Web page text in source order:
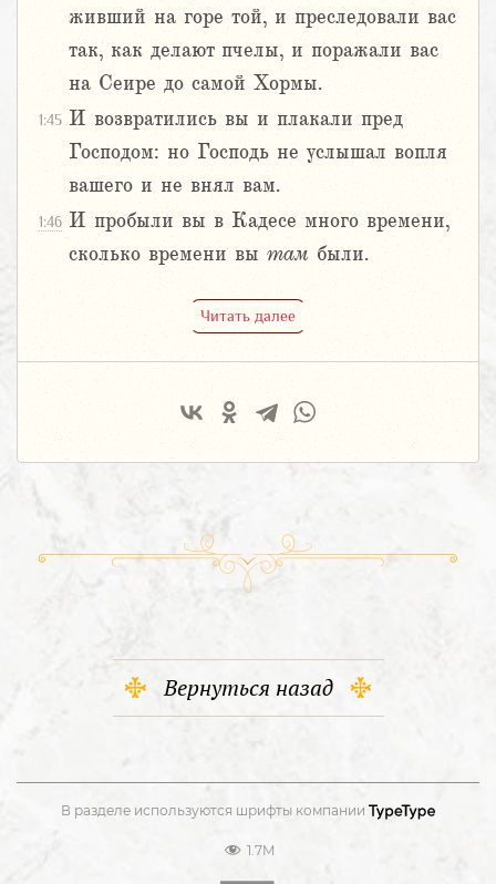
живший на горе той, и преследовали вас
так, как делают пчелы, и поражали вас
на Сеире до самой Хормы.
1:45 И возвратились вы и плакали пред
Господом: но Господь не услышал вопля
вашего и не внял вам.
1:46 И пробыли вы в Кадесе много времени,
сколько времени вы там были.
Читать далее
Вернуться назад
В разделе используются шрифты компании
1.7M